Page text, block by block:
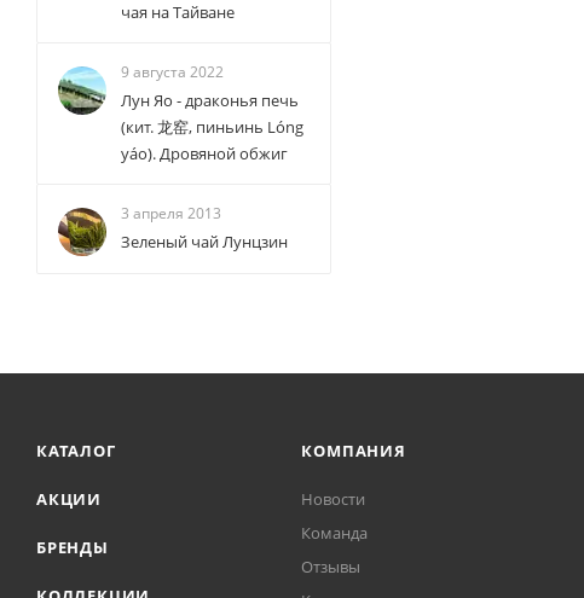
чая на Тайване
9 августа 2022
Лун Яо - драконья печь
(кит. 龙窑, пиньинь Lóng
yáo). Дровяной обжиг
3 апреля 2013
Зеленый чай Лунцзин
КАТАЛОГ
АКЦИИ
БРЕНДЫ
КОМПАНИЯ
Новости
Команда
Отзывы